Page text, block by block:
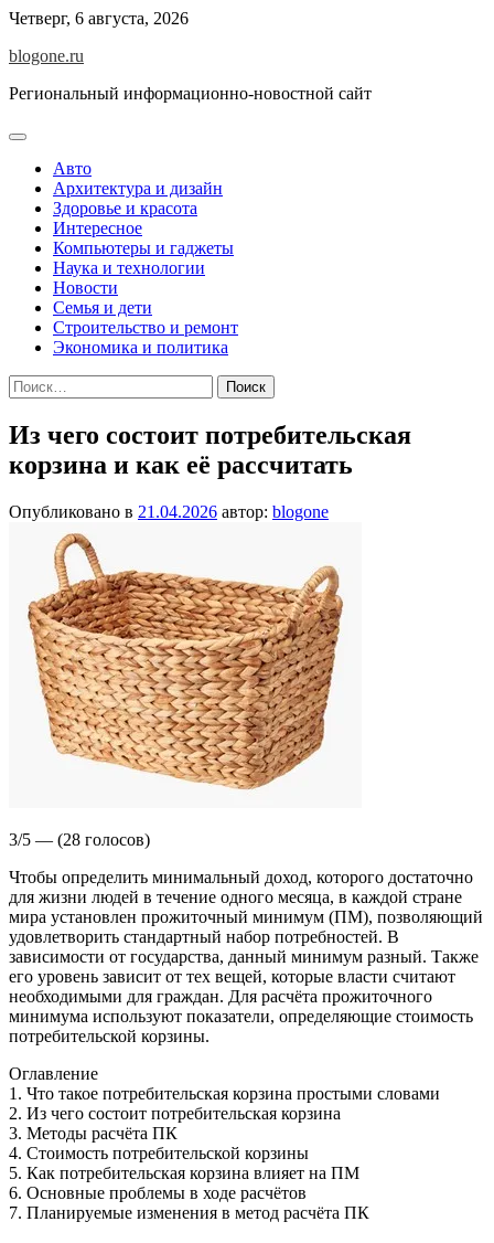
Перейти
содержимому
Четверг, 6 августа, 2026
blogone.ru
Региональный информационно-новостной сайт
Авто
Архитектура и дизайн
Здоровье и красота
Интересное
Компьютеры и гаджеты
Наука и технологии
Новости
Семья и дети
Строительство и ремонт
Экономика и политика
Найти:
Из чего состоит потребительская
корзина и как её рассчитать
Опубликовано в 21.04.2026 автор: blogone
3/5 — (28 голосов)
Чтобы определить минимальный доход, которого достаточно
для жизни людей в течение одного месяца, в каждой стране
мира установлен прожиточный минимум (ПМ), позволяющий
удовлетворить стандартный набор потребностей. В
зависимости от государства, данный минимум разный. Также
его уровень зависит от тех вещей, которые власти считают
необходимыми для граждан. Для расчёта прожиточного
минимума используют показатели, определяющие стоимость
потребительской корзины.
Оглавление
1. Что такое потребительская корзина простыми словами
2. Из чего состоит потребительская корзина
3. Методы расчёта ПК
4. Стоимость потребительской корзины
5. Как потребительская корзина влияет на ПМ
6. Основные проблемы в ходе расчётов
7. Планируемые изменения в метод расчёта ПК